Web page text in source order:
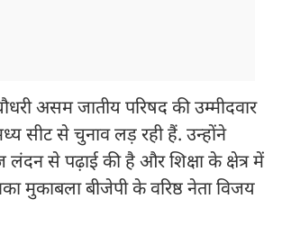
असम जातीय परिषद की उम्मीदवार
सीट से चुनाव लड़ रही हैं. उन्होंने
लंदन से पढ़ाई की है और शिक्षा के क्षेत्र में
मुकाबला बीजेपी के वरिष्ठ नेता विजय